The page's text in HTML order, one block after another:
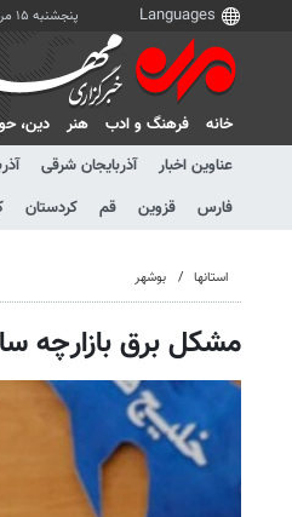
پنجشنبه ۱۵ مرداد ۱۴۰۵
خانه فرهنگ و ادب هنر دين،
عناوین اخبار
آذربایجان شرقی
فارس
قزوین قم کردستان
استانها بوشهر
مشکل برق بازارچه